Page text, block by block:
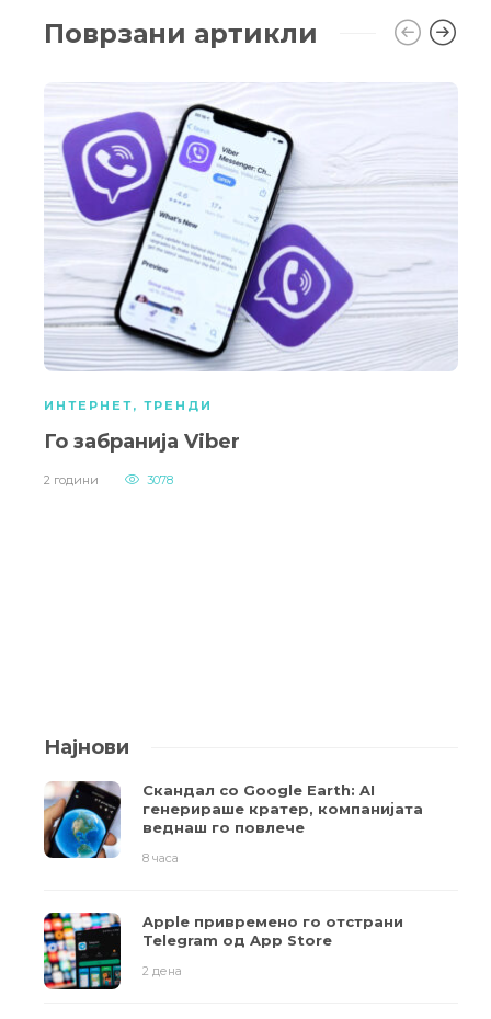
Поврзани артикли
ИНТЕРНЕТ, ТРЕНДИ
Го забранија Viber
2 години 3078
Најнови
Скандал со Google Earth: AI
генерираше кратер, компанијата
веднаш го повлече
8 часа
Apple привремено го отстрани
Telegram од App Store
2 дена